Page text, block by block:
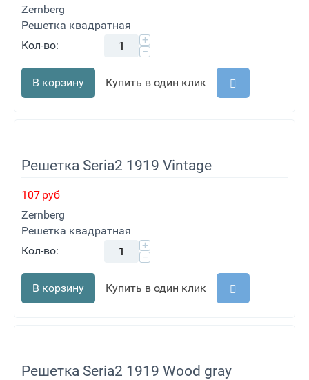
Zernberg
Решетка квадратная
Кол-во:
+
−
В корзину Купить в один клик
Решетка Seria2 1919 Vintage
107 руб
Zernberg
Решетка квадратная
Кол-во:
+
−
В корзину Купить в один клик
Решетка Seria2 1919 Wood gray